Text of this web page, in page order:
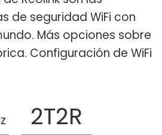
de seguridad WiFi con
Más opciones sobre
Configuración de WiFi
2T2R